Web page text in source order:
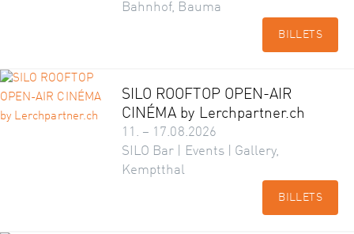
Bahnhof, Bauma
BILLETS
SILO ROOFTOP OPEN-AIR
CINÉMA by Lerchpartner.ch
11. – 17.08.2026
SILO Bar | Events | Gallery,
Kemptthal
BILLETS